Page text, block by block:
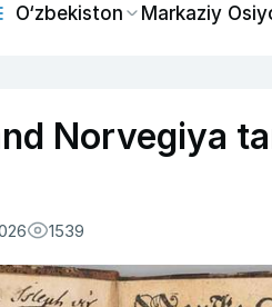
O‘zbekiston Markaziy
Norvegiya
1539